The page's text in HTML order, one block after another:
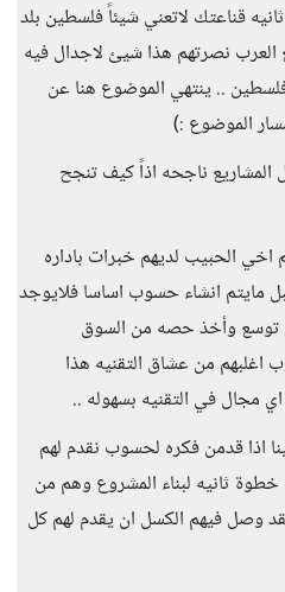
قناعتك لاتعني شيئاً فلسطين بلد
نصرتهم هذا شيئ لاجدال فيه
.. ينتهي الموضوع هنا عن
الموضوع :)
ناجحه اذاً كيف تنجح
الحبيب لديهم خبرات باداره
مايتم انشاء حسوب اساسا فلايوجد
توسع وأخذ حصه من السوق
من عشاق التقنيه هذا
مجال في التقنيه بسهوله ..
اذا قدمن فكره لحسوب نقدم لهم
ثانيه لبناء المشروع وهم من
وصل فيهم الكسل ان يقدم لهم كل